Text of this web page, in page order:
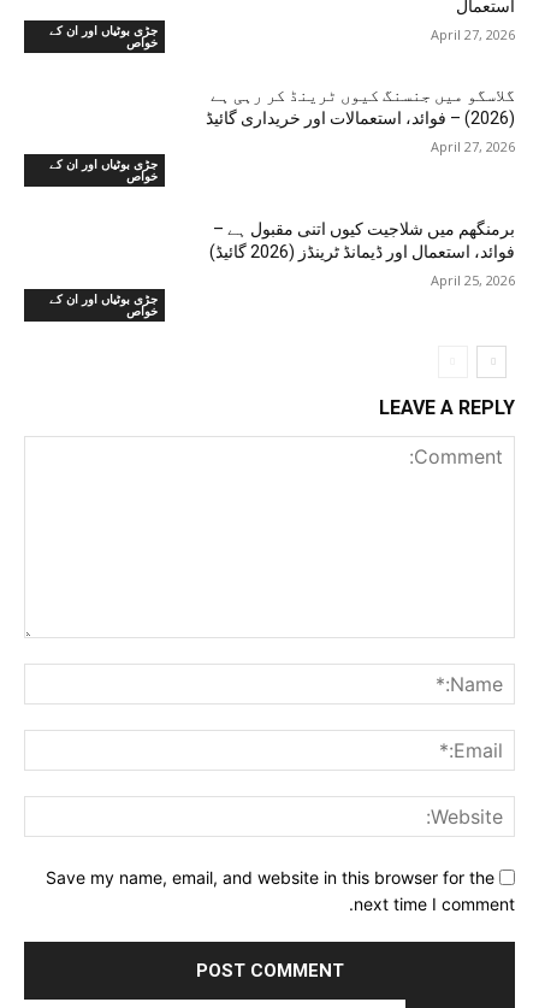
جڑی بوٹیاں اور ان کے
خواص
استعمال
April 27, 2026
جڑی بوٹیاں اور ان کے
خواص
گلاسگو میں جنسنگ کیوں ٹرینڈ کر رہی ہے
(2026) – فوائد، استعمالات اور خریداری گائیڈ
April 27, 2026
جڑی بوٹیاں اور ان کے
خواص
برمنگھم میں شلاجیت کیوں اتنی مقبول ہے –
فوائد، استعمال اور ڈیمانڈ ٹرینڈز (2026 گائیڈ)
April 25, 2026
LEAVE A REPLY
Save my name, email, and website in this browser for the
next time I comment.